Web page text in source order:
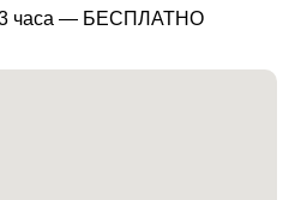
3 часа — БЕСПЛАТНО